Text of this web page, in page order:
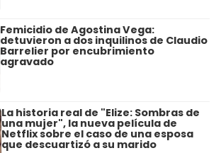
Femicidio de Agostina Vega:
detuvieron a dos inquilinos de Claudio
Barrelier por encubrimiento
agravado
La historia real de "Elize: Sombras de
una mujer", la nueva película de
Netflix sobre el caso de una esposa
que descuartizó a su marido